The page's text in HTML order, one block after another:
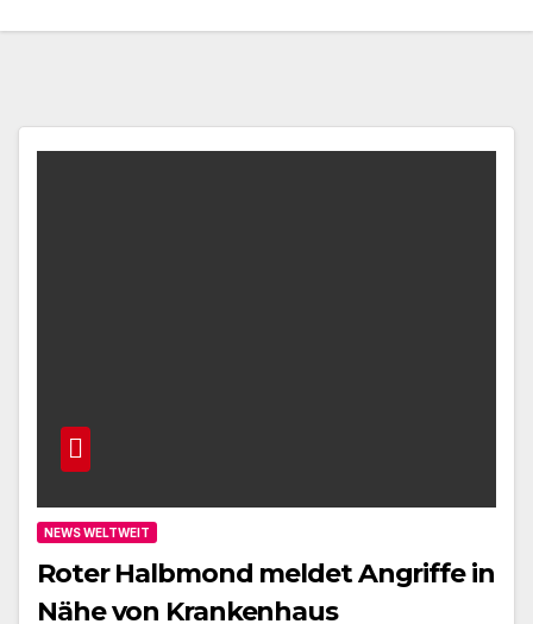
NEWS WELTWEIT
Roter Halbmond meldet Angriffe in
Nähe von Krankenhaus